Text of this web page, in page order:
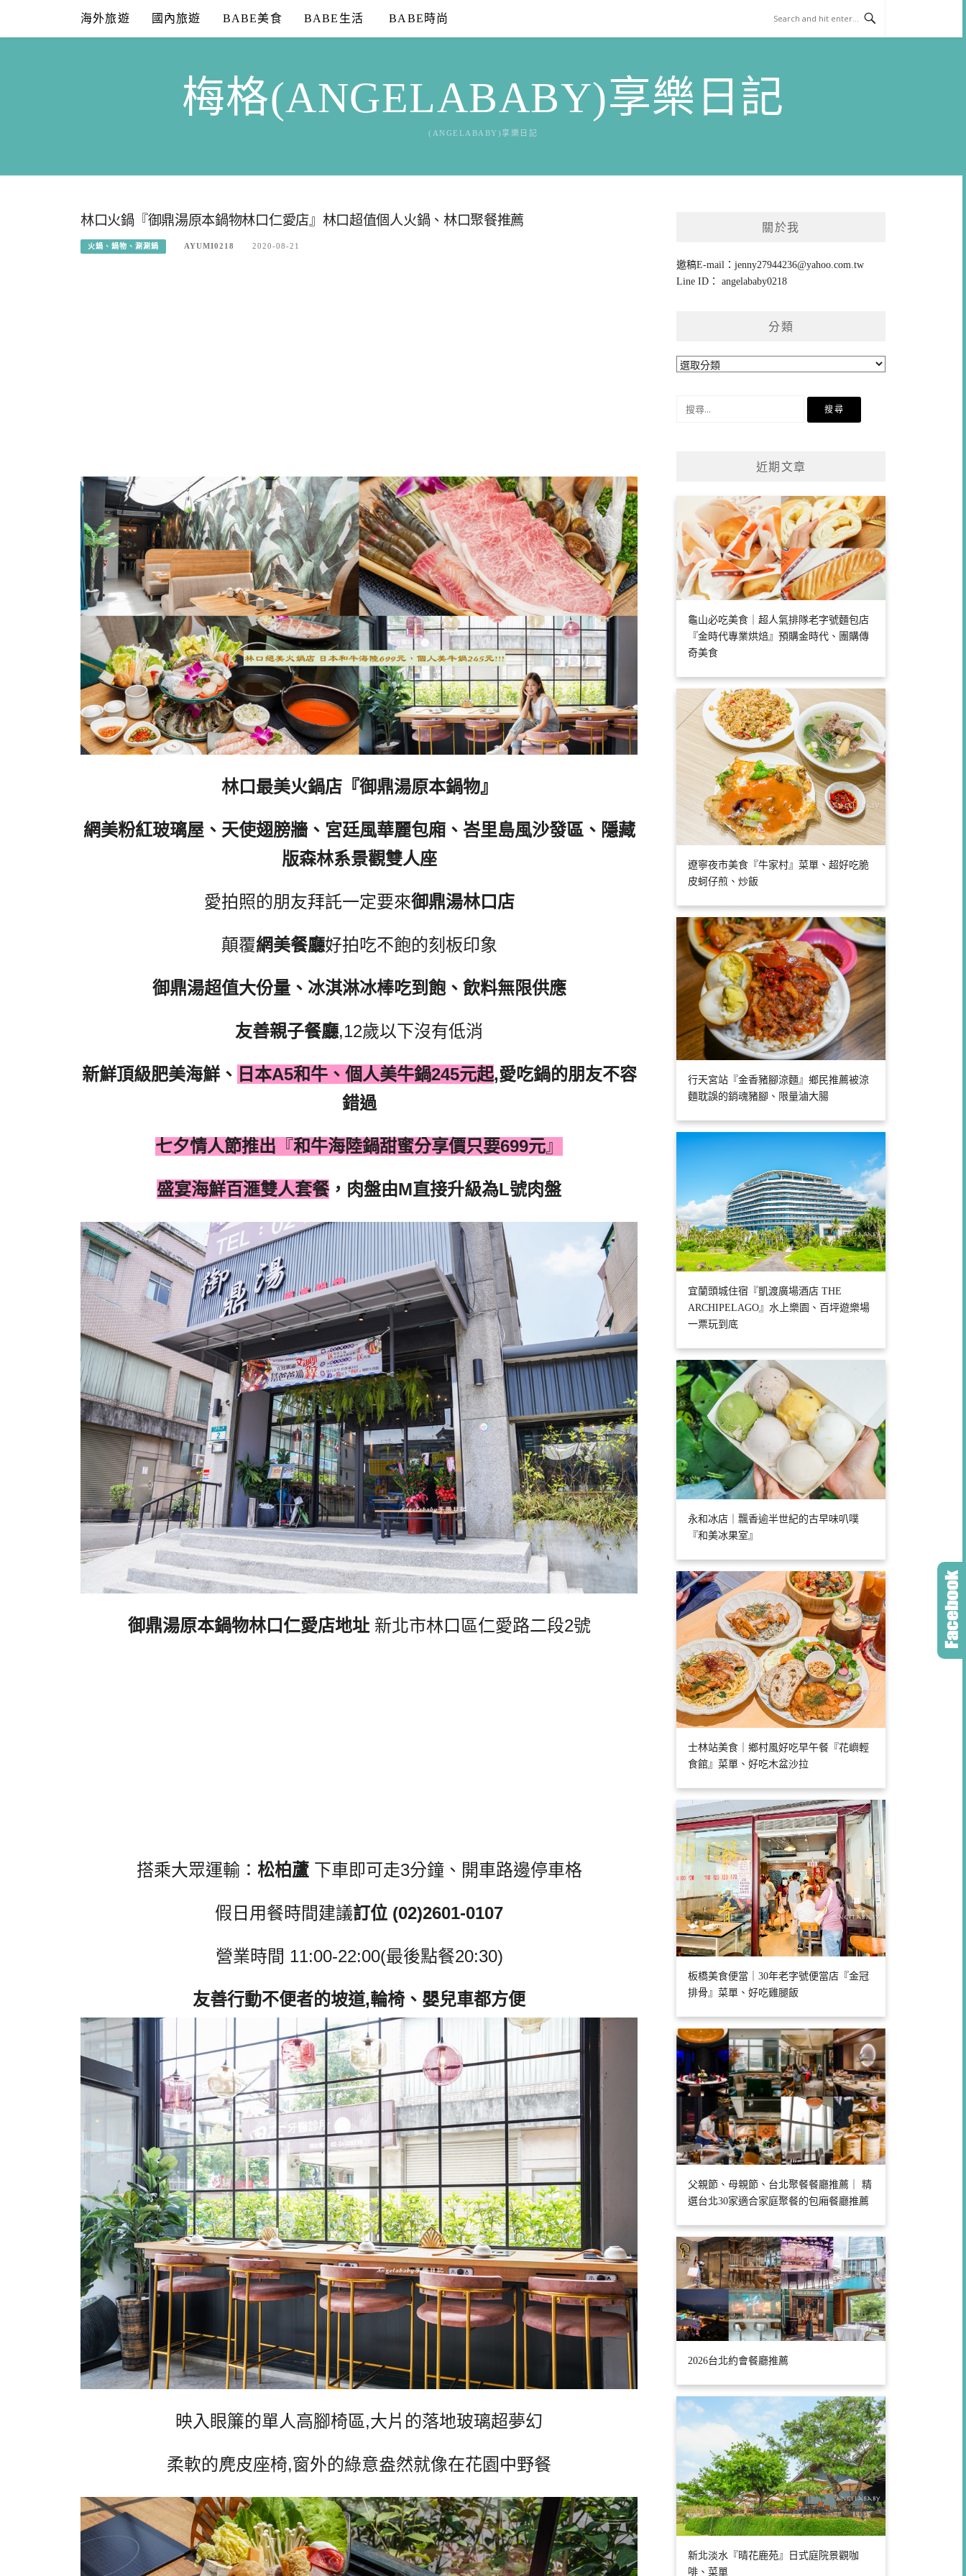
content
海外旅遊 國內旅遊 BABE美食 BABE生活 BABE時尚
梅格(ANGELABABY)享樂日記
(ANGELABABY)享樂日記
林口火鍋『御鼎湯原本鍋物林口仁愛店』林口超值個人火鍋、林口聚餐推薦
火鍋、鍋物、涮涮鍋 AYUMI0218 2020-08-21
林口最美火鍋店『御鼎湯原本鍋物』
網美粉紅玻璃屋、天使翅膀牆、宮廷風華麗包廂、峇里島風沙發區、隱藏
版森林系景觀雙人座
愛拍照的朋友拜託一定要來御鼎湯林口店
顛覆網美餐廳好拍吃不飽的刻板印象
御鼎湯超值大份量、冰淇淋冰棒吃到飽、飲料無限供應
友善親子餐廳,12歲以下沒有低消
新鮮頂級肥美海鮮、 日本A5和牛、個人美牛鍋245元起,愛吃鍋的朋友不容
錯過
七夕情人節推出 『和牛海陸鍋甜蜜分享價只要699元』
盛宴海鮮百滙雙人套餐，肉盤由M直接升級為L號肉盤
御鼎湯原本鍋物林口仁愛店地址 新北市林口區仁愛路二段2號
搭乘大眾運輸： 松柏蘆 下車即可走3分鐘、開車路邊停車格
假日用餐時間建議訂位 (02)2601-0107
營業時間 11:00-22:00(最後點餐20:30)
友善行動不便者的坡道,輪椅、嬰兒車都方便
映入眼簾的單人高腳椅區,大片的落地玻璃超夢幻
柔軟的麂皮座椅,窗外的綠意盎然就像在花園中野餐
關於我
邀稿E-mail：jenny27944236@yahoo.com.tw
Line ID： angelababy0218
分類
分
近期文章
龜山必吃美食｜超人氣排隊老字號麵包店
『金時代專業烘焙』預購金時代、團購傳
奇美食
遼寧夜市美食『牛家村』菜單、超好吃脆
皮蚵仔煎、炒飯
行天宮站『金香豬腳涼麵』鄉民推薦被涼
麵耽誤的銷魂豬腳、限量滷大腸
宜蘭頭城住宿『凱渡廣場酒店 THE
ARCHIPELAGO』水上樂園、百坪遊樂場
一票玩到底
永和冰店｜飄香逾半世紀的古早味叭噗
『和美冰果室』
士林站美食｜鄉村風好吃早午餐『花嶼輕
食館』菜單、好吃木盆沙拉
板橋美食便當｜30年老字號便當店『金冠
排骨』菜單、好吃雞腿飯
父親節、母親節、台北聚餐餐廳推薦｜ 精
選台北30家適合家庭聚餐的包廂餐廳推薦
2026台北約會餐廳推薦
新北淡水『晴花鹿苑』日式庭院景觀咖
啡、菜單